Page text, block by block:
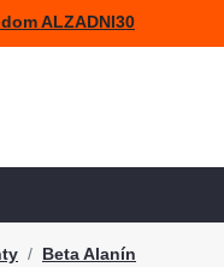
ALZADNI30
Beta Alanín